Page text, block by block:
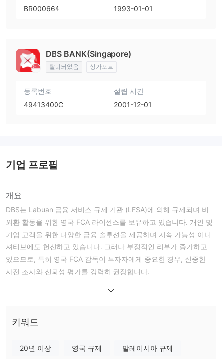
BR000664
1993-01-01
DBS BANK(Singapore)
탈퇴되었음 싱가포르
등록번호
49413400C
설립 시간
2001-12-01
기업 프로필
개요
DBS는 Labuan 금융 서비스 규제 기관 (LFSA)에 의해 규제되며 비
외환 활동을 위한 영국 FCA 라이센스를 보유하고 있습니다. 개인 및
기업 고객을 위한 다양한 금융 솔루션을 제공하며 지속 가능성 이니
셔티브에도 헌신하고 있습니다. 그러나 부정적인 리뷰가 증가하고
있으므로, 특히 영국 FCA 감독이 투자자에게 중요한 경우, 신중한
사전 조사와 신뢰성 평가를 강력히 권장합니다.
은 연 5.25%입니다. 홍콩에서의 증권 거래 수수료는 거래 금액의
은행 서비스 핫라인 또는 특급 증권 거래 라인을 통한 거래의 경우
키워드
20년 이상 영국 규제 말레이시아 규제